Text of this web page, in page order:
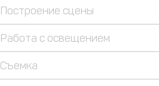
Построение сцены
Работа с освещением
Съемка